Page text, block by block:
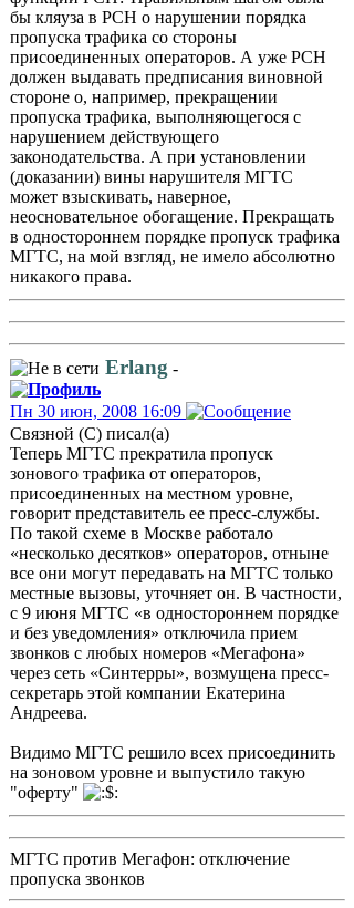
бы кляуза в РСН о нарушении порядка
пропуска трафика со стороны
присоединенных операторов. А уже РСН
должен выдавать предписания виновной
стороне о, например, прекращении
пропуска трафика, выполняющегося с
нарушением действующего
законодательства. А при установлении
(доказании) вины нарушителя МГТС
может взыскивать, наверное,
неосновательное обогащение. Прекращать
в одностороннем порядке пропуск трафика
МГТС, на мой взгляд, не имело абсолютно
никакого права.
Erlang -
Пн 30 июн, 2008 16:09
Связной (С) писал(а)
Теперь МГТС прекратила пропуск
зонового трафика от операторов,
присоединенных на местном уровне,
говорит представитель ее пресс-службы.
По такой схеме в Москве работало
«несколько десятков» операторов, отныне
все они могут передавать на МГТС только
местные вызовы, уточняет он. В частности,
с 9 июня МГТС «в одностороннем порядке
и без уведомления» отключила прием
звонков с любых номеров «Мегафона»
через сеть «Синтерры», возмущена пресс-
секретарь этой компании Екатерина
Андреева.
Видимо МГТС решило всех присоединить
на зоновом уровне и выпустило такую
"оферту"
МГТС против Мегафон: отключение
пропуска звонков